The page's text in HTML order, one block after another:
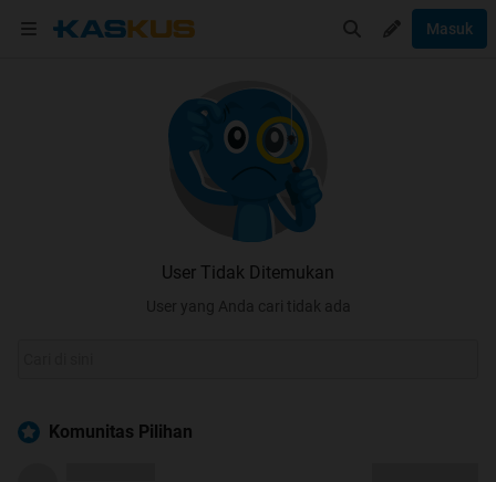
Masuk
User Tidak Ditemukan
User yang Anda cari tidak ada
Komunitas Pilihan